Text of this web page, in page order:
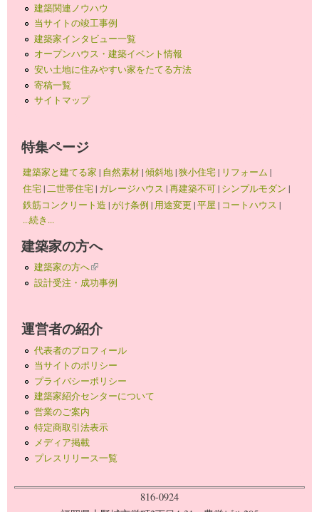
建築関連ノウハウ
当サイトの竣工事例
建築家インタビュー一覧
オープンハウス・建築イベント情報
安い土地に住みやすい家をたてる方法
寄稿一覧
サイトマップ
特集ページ
建築家と建てる家 | 自然素材|傾斜地|狭小住宅| リフォーム |
住宅| 二世帯住宅| ガレージハウス |再建築不可| シンプルモダン |
鉄筋コンクリート造 |がけ条例 | 用途変更 |平屋 | コートハウス |
...続き...
建築家の方へ
建築家の方へ(link is external)
設計受注・成功事例
運営者の紹介
代表者のプロフィール
当サイトのポリシー
プライバシーポリシー
建築家紹介センターについて
営業のご案内
特定商取引法表示
メディア掲載
プレスリリース一覧
816-0924